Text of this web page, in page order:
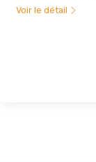
Voir le détail